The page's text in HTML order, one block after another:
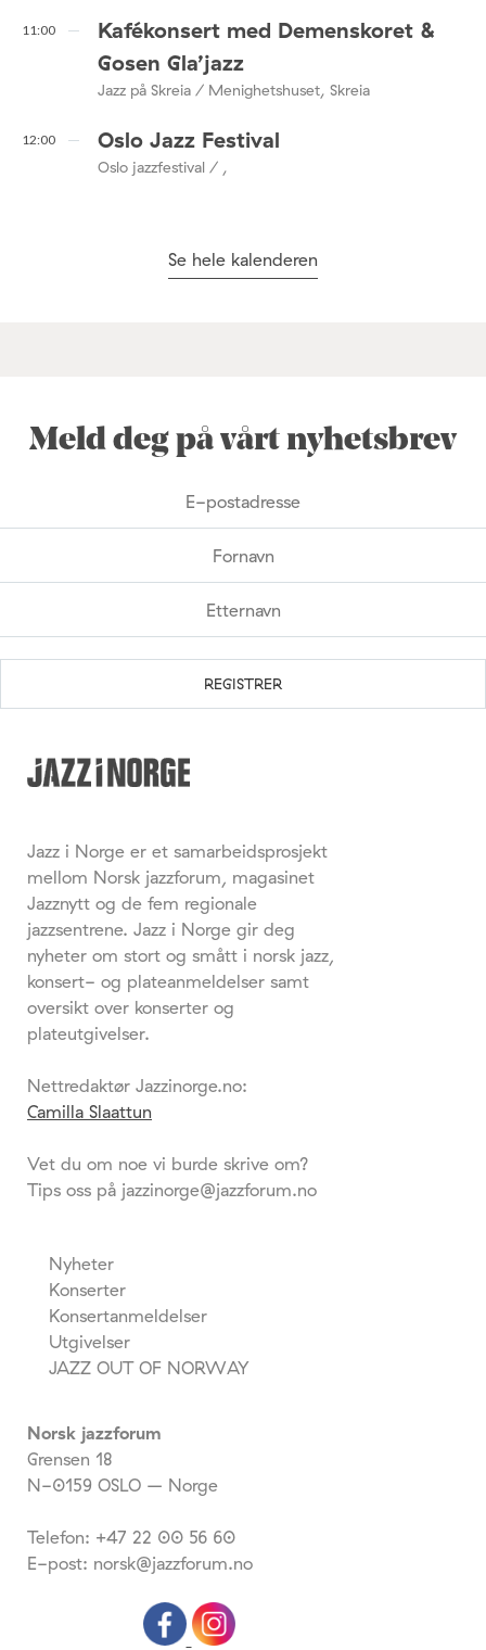
11:00
Kafékonsert med Demenskoret &
Gosen Gla’jazz
Jazz på Skreia / Menighetshuset, Skreia
12:00 Oslo Jazz Festival
Oslo jazzfestival / ,
Se hele kalenderen
Meld deg på vårt nyhetsbrev
Jazz i Norge er et samarbeidsprosjekt
mellom Norsk jazzforum, magasinet
Jazznytt og de fem regionale
jazzsentrene. Jazz i Norge gir deg
nyheter om stort og smått i norsk jazz,
konsert- og plateanmeldelser samt
oversikt over konserter og
plateutgivelser.
Nettredaktør Jazzinorge.no:
Camilla Slaattun
Vet du om noe vi burde skrive om?
Tips oss på jazzinorge@jazzforum.no
Nyheter
Konserter
Konsertanmeldelser
Utgivelser
JAZZ OUT OF NORWAY
Norsk jazzforum
Grensen 18
N-0159 OSLO – Norge
Telefon: +47 22 00 56 60
E-post: norsk@jazzforum.no